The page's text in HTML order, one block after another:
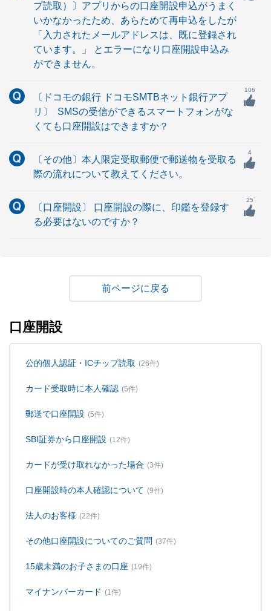
プ読取）〕アプリからの口座開設申込がうまく
いかなかったため、あらためて再申込をしたが
「入力されたメールアドレスは、既に登録され
ています。」 とエラーになり口座開設申込み
ができません。
〔ドコモの銀行 ドコモSMTBネット銀行アプ
リ〕 SMSの受信ができるスマートフォンがな
くても口座開設はできますか？
106
〔その他〕本人限定受取郵便で郵送物を受取る
際の流れについて教えてください。
4
〔口座開設〕 口座開設の際に、印鑑を登録す
る必要はないのですか？
25
戻る
口座開設
公的個人認証・ICチップ読取 (26件)
カード受取時に本人確認 (5件)
郵送で口座開設 (5件)
SBI証券から口座開設 (12件)
カードが受け取れなかった場合 (3件)
口座開設時の本人確認について (9件)
法人のお客様 (22件)
その他口座開設についてのご質問 (37件)
15歳未満のお子さまの口座 (19件)
マイナンバーカード (1件)